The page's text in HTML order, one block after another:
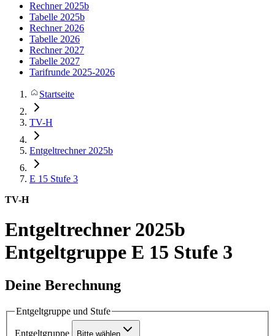
Rechner 2025b
Tabelle 2025b
Rechner 2026
Tabelle 2026
Rechner 2027
Tabelle 2027
Tarifrunde 2025-2026
Startseite
TV-H
Entgeltrechner 2025b
E 15 Stufe 3
TV-H
Entgeltrechner 2025b
Entgeltgruppe E 15 Stufe 3
Deine Berechnung
Entgeltgruppe und Stufe
Entgeltgruppe Bitte wählen